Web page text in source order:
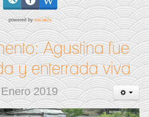
powered bysocial2s
Agustina fue
y enterrada viva
2019